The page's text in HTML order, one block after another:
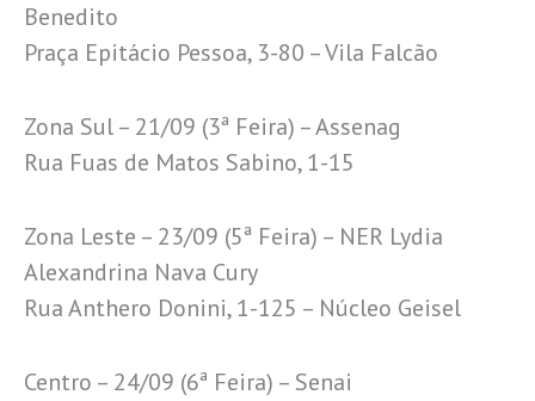
Benedito
Praça Epitácio Pessoa, 3-80 – Vila Falcão
Zona Sul – 21/09 (3ª Feira) – Assenag
Rua Fuas de Matos Sabino, 1-15
Zona Leste – 23/09 (5ª Feira) – NER Lydia
Alexandrina Nava Cury
Rua Anthero Donini, 1-125 – Núcleo Geisel
Centro – 24/09 (6ª Feira) – Senai